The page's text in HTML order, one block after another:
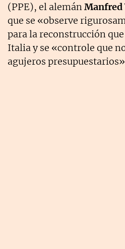
(PPE), el alemánManfred
que se «observe
para la reconstrucción
Italia y se «controle que
agujeros presupuestarios»